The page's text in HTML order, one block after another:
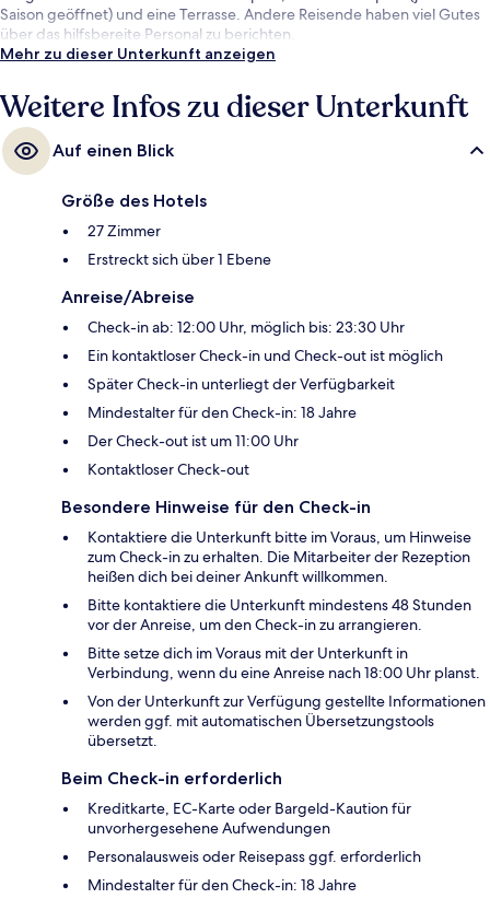
Saison geöffnet) und eine Terrasse. Andere Reisende haben viel Gutes
über das hilfsbereite Personal zu berichten.
Mehr zu dieser Unterkunft anzeigen
Weitere Infos zu dieser Unterkunft
Auf einen Blick
Größe des Hotels
27 Zimmer
Erstreckt sich über 1 Ebene
Anreise/Abreise
Check-in ab: 12:00 Uhr, möglich bis: 23:30 Uhr
Ein kontaktloser Check-in und Check-out ist möglich
Später Check-in unterliegt der Verfügbarkeit
Mindestalter für den Check-in: 18 Jahre
Der Check-out ist um 11:00 Uhr
Kontaktloser Check-out
Besondere Hinweise für den Check-in
Kontaktiere die Unterkunft bitte im Voraus, um Hinweise
zum Check-in zu erhalten. Die Mitarbeiter der Rezeption
heißen dich bei deiner Ankunft willkommen.
Bitte kontaktiere die Unterkunft mindestens 48 Stunden
vor der Anreise, um den Check-in zu arrangieren.
Bitte setze dich im Voraus mit der Unterkunft in
Verbindung, wenn du eine Anreise nach 18:00 Uhr planst.
Von der Unterkunft zur Verfügung gestellte Informationen
werden ggf. mit automatischen Übersetzungstools
übersetzt.
Beim Check-in erforderlich
Kreditkarte, EC-Karte oder Bargeld-Kaution für
unvorhergesehene Aufwendungen
Personalausweis oder Reisepass ggf. erforderlich
Mindestalter für den Check-in: 18 Jahre